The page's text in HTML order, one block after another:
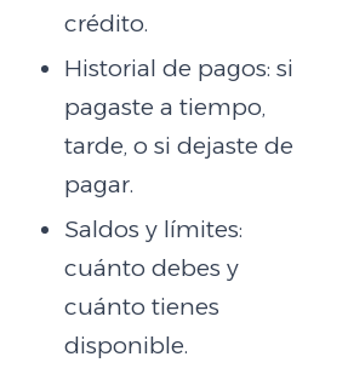
crédito.
Historial de pagos: si
pagaste a tiempo,
tarde, o si dejaste de
pagar.
Saldos y límites:
cuánto debes y
cuánto tienes
disponible.